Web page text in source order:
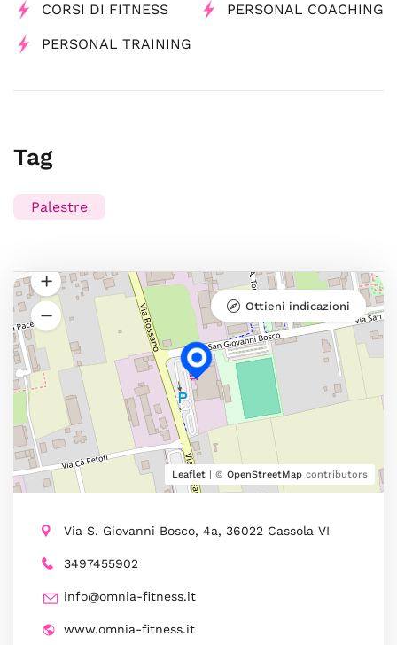
CORSI DI FITNESS PERSONAL COACHING
PERSONAL TRAINING
Tag
Palestre
Leaflet | © OpenStreetMap contributors
Ottieni indicazioni
Via S. Giovanni Bosco, 4a, 36022 Cassola VI
3497455902
info@omnia-fitness.it
www.omnia-fitness.it